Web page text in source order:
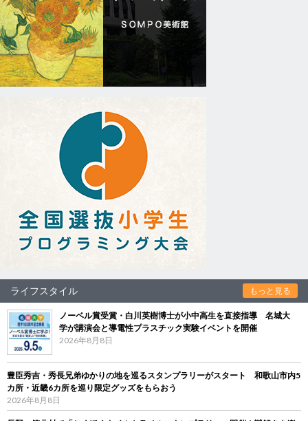
ライフスタイル もっと見る
ノーベル賞受賞・白川英樹博士が小中高生を直接指導 名城大
学が講演会と導電性プラスチック実験イベントを開催
2026年8月8日
豊臣秀吉・秀長兄弟ゆかりの地を巡るスタンプラリーがスタート 和歌山市内5
カ所・近畿6カ所を巡り限定グッズをもらおう
2026年8月8日